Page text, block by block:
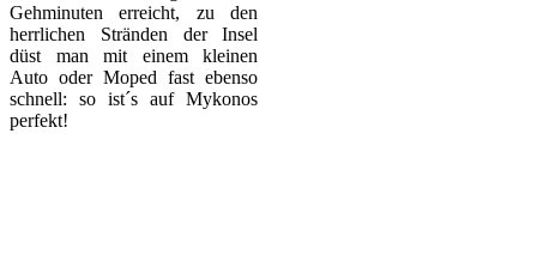
Gehminuten erreicht, zu den
herrlichen Stränden der Insel
düst man mit einem kleinen
Auto oder Moped fast ebenso
schnell: so ist´s auf Mykonos
perfekt!